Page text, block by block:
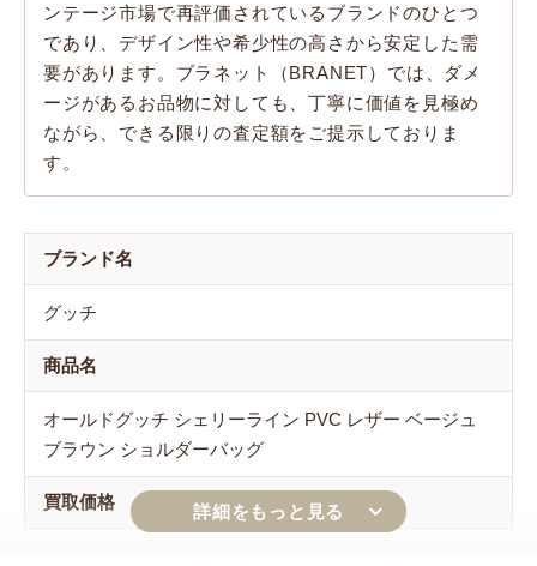
ンテージ市場で再評価されているブランドのひとつ
であり、デザイン性や希少性の高さから安定した需
要があります。ブラネット（BRANET）では、ダメ
ージがあるお品物に対しても、丁寧に価値を見極め
ながら、できる限りの査定額をご提示しておりま
す。
ブランド名
グッチ
商品名
オールドグッチ シェリーライン PVC レザー ベージュ
ブラウン ショルダーバッグ
買取価格